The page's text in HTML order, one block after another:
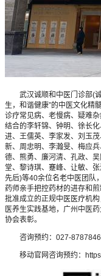
武汉诚顺和中医门诊部(诚
生，和谐健康”的中医文化精
诊疗常见病、老慢病、疑难
结合的李轩锦、钟明、徐长
进、王儒英、李家发、刘玉
新、周忠明、李瀚旻、梅应
德、熊勇、廉河清、孔政、
堂、黎诗琪、蹇峰、让敏、
先后)等40余位名老中医团队
药师亲手把控药材的进存和
批准成立的正规中医医疗机
医养生实践基地，广州中医
协会表彰。
咨询预约：027-
移动官网咨询预约：